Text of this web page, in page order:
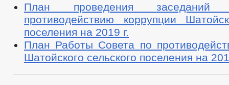
План проведения
противодействию коррупции
поселения на 2019 г.
План Работы Совета по
Шатойского сельского поселения на